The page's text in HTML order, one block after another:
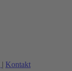
| Kontakt